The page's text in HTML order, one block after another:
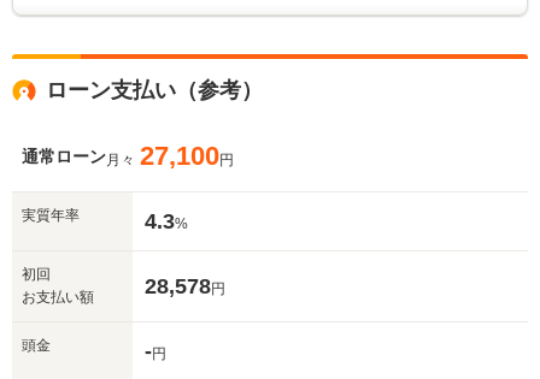
ローン支払い（参考）
通常ローン月々 27,100円
実質年率 4.3%
初回
お支払い額
28,578円
頭金 -円